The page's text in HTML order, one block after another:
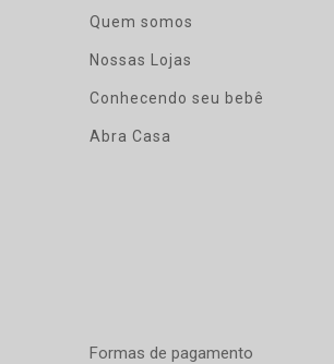
Quem somos
Nossas Lojas
Conhecendo seu bebê
Abra Casa
Formas de pagamento